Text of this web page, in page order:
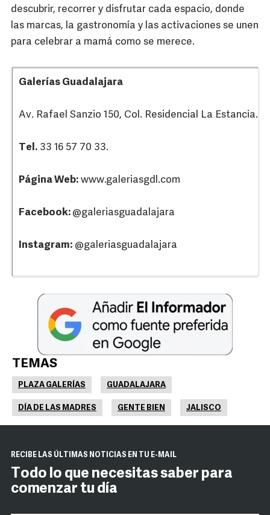
descubrir, recorrer y disfrutar cada espacio, donde
las marcas, la gastronomía y las activaciones se unen
para celebrar a mamá como se merece.
Galerías Guadalajara
Av. Rafael Sanzio 150, Col. Residencial La Estancia.
Tel. 33 16 57 70 33.
Página Web: www.galeriasgdl.com
Facebook: @galeriasguadalajara
Instagram: @galeriasguadalajara
TEMAS
PLAZA GALERÍAS GUADALAJARA
DÍA DE LAS MADRES GENTE BIEN JALISCO
RECIBE LAS ÚLTIMAS NOTICIAS EN TU E-MAIL
Todo lo que necesitas saber para
comenzar tu día